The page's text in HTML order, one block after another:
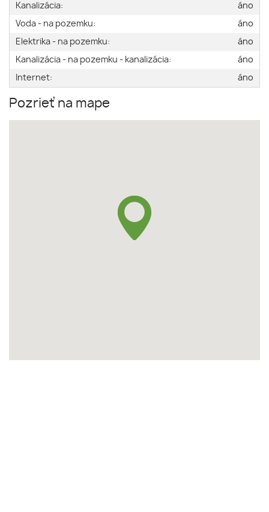
Kanalizácia:
áno
Voda - na pozemku:
áno
Elektrika - na pozemku:
áno
Kanalizácia - na pozemku - kanalizácia:
áno
Internet:
áno
Pozrieť na mape